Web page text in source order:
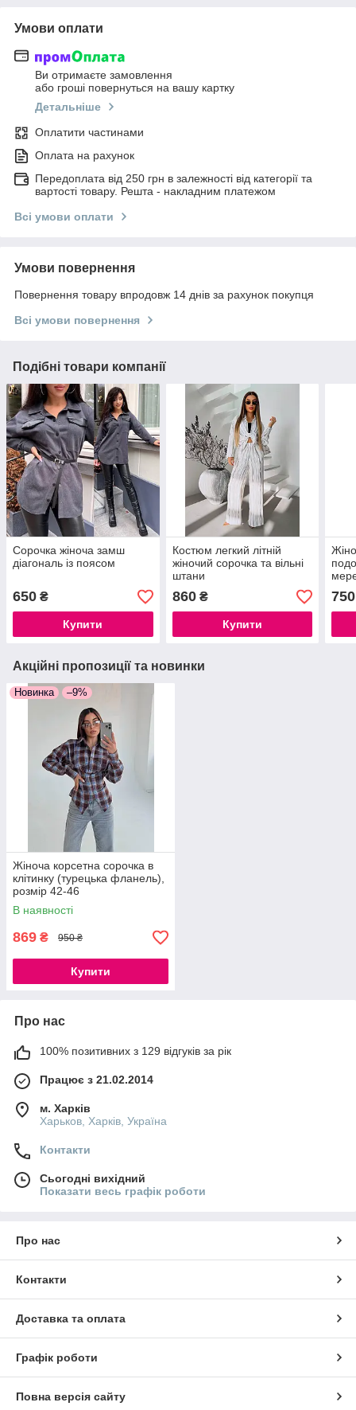
Умови оплати
Ви отримаєте замовлення
або гроші повернуться на вашу картку
Детальніше
Оплатити частинами
Оплата на рахунок
Передоплата від 250 грн в залежності від категорії та
вартості товару. Решта - накладним платежом
Всі умови оплати
Умови повернення
Повернення товару впродовж 14 днів за рахунок покупця
Всі умови повернення
Подібні товари компанії
Сорочка жіноча замш
діагональ із поясом
650 ₴
Купити
Костюм легкий літній
жіночий сорочка та вільні
штани
860₴
Купити
750
Акційні пропозиції та новинки
Новинка –9%
Жіноча корсетна сорочка в
клітинку (турецька фланель),
розмір 42-46
В наявності
869 ₴ 950 ₴
Купити
Про нас
100% позитивних з 129 відгуків за рік
Працює з 21.02.2014
м. Харків
Харьков, Харків, Україна
Контакти
Сьогодні вихідний
Показати весь графік роботи
Про нас
Контакти
Доставка та оплата
Графік роботи
Повна версія сайту